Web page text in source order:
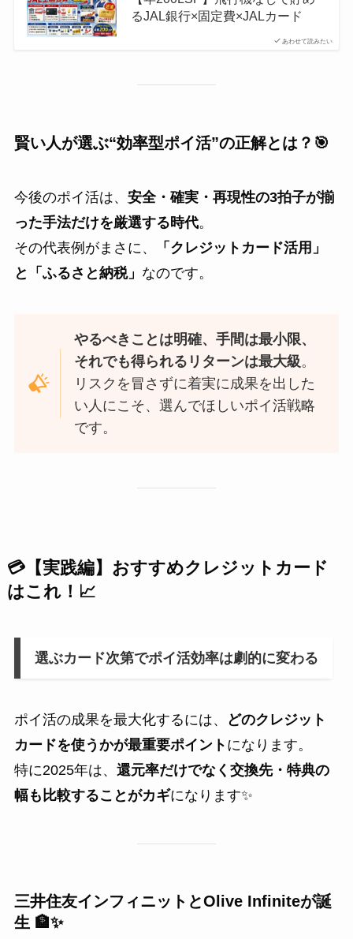
あわせて読みたい
るJAL銀行×固定費×JALカード
賢い人が選ぶ“効率型ポイ活”の正解とは？🎯
今後のポイ活は、 安全・確実・再現性の3拍子が揃
った手法だけを厳選する時代。
その代表例がまさに、
「クレジットカード活用」
と「ふるさと納税」 なのです。
やるべきことは明確、手間は最小限、
それでも得られるリターンは最大級 。
リスクを冒さずに着実に成果を出した
い人にこそ、選んでほしいポイ活戦略
です。
💳【実践編】おすすめクレジットカード
はこれ！📈
選ぶカード次第でポイ活効率は劇的に変わる
ポイ活の成果を最大化するには、
どのクレジット
カードを使うかが最重要ポイント になります。
特に2025年は、 還元率だけでなく交換先・特典の
幅も比較することがカギになります✨
三井住友インフィニットとOlive Infiniteが誕
生 🏦✨